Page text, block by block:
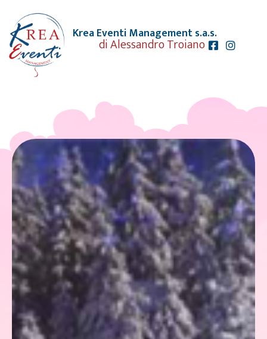
Krea Eventi Management s.a.s.
di Alessandro Troiano